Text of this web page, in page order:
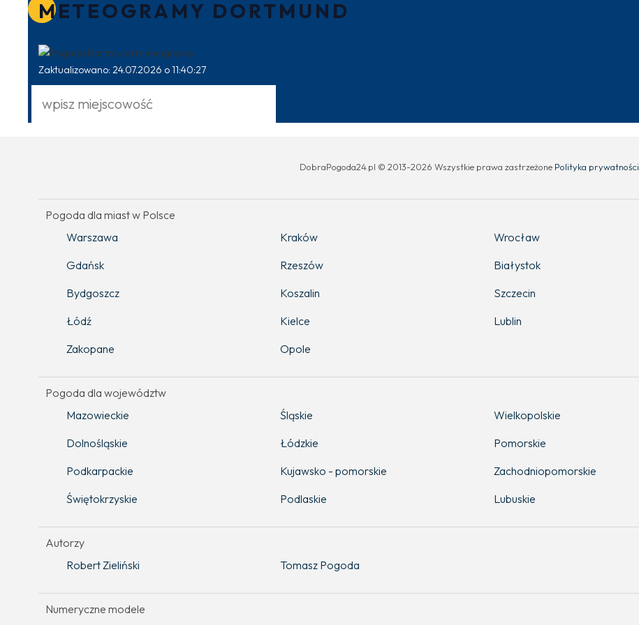
METEOGRAMY DORTMUND
Zaktualizowano: 24.07.2026 o 11:40:27
DobraPogoda24.pl © 2013-2026 Wszystkie prawa zastrzeżone Polityka prywatności
Pogoda dla miast w Polsce
Warszawa
Kraków Wrocław
Gdańsk
Rzeszów Białystok
Bydgoszcz
Koszalin Szczecin
Łódź
Kielce Lublin
Zakopane
Opole
Pogoda dla województw
Mazowieckie
Śląskie Wielkopolskie
Dolnośląskie
Łódzkie Pomorskie
Podkarpackie
Kujawsko - pomorskie Zachodniopomorskie
Świętokrzyskie
Podlaskie Lubuskie
Autorzy
Robert Zieliński
Tomasz Pogoda
Numeryczne modele